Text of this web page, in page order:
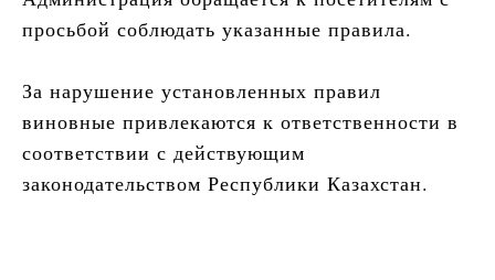
просьбой соблюдать указанные правила.
За нарушение установленных правил
виновные привлекаются к ответственности в
соответствии с действующим
законодательством Республики Казахстан.